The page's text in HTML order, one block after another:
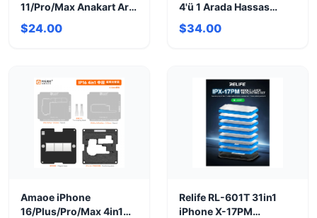
11/Pro/Max Anakart Ara
Birleştirme Kalıbı |
Mükemmel Uyum
$24.00
4'ü 1 Arada Hassas
Birleştirme Kalıbı
$34.00
Amaoe iPhone
16/Plus/Pro/Max 4in1
Relife RL-601T 31in1
iPhone X-17PM